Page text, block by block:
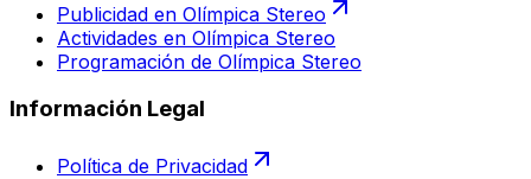
Publicidad en Olímpica Stereo
Actividades en Olímpica Stereo
Programación de Olímpica Stereo
Información Legal
Política de Privacidad